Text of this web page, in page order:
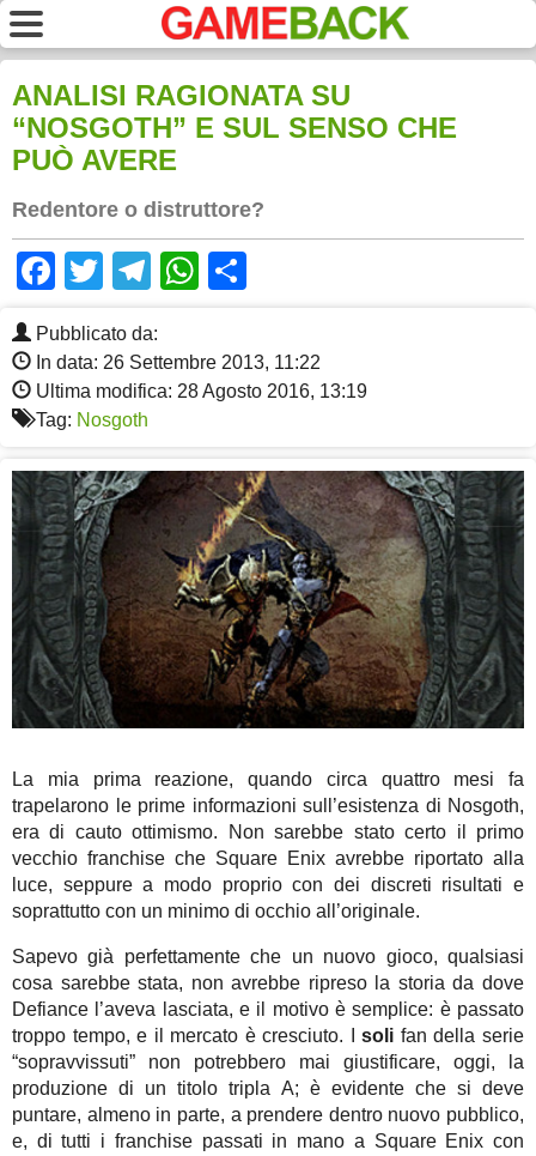
ANALISI RAGIONATA SU
“NOSGOTH” E SUL SENSO CHE
PUÒ AVERE
Redentore o distruttore?
Facebook
TwitterTelegram
WhatsApp
Pubblicato da:
In data: 26 Settembre 2013, 11:22
Ultima modifica: 28 Agosto 2016, 13:19
Tag: Nosgoth
La mia prima reazione, quando circa quattro mesi fa
trapelarono le prime informazioni sull’esistenza di Nosgoth,
era di cauto ottimismo. Non sarebbe stato certo il primo
vecchio franchise che Square Enix avrebbe riportato alla
luce, seppure a modo proprio con dei discreti risultati e
soprattutto con un minimo di occhio all’originale.
Sapevo già perfettamente che un nuovo gioco, qualsiasi
cosa sarebbe stata, non avrebbe ripreso la storia da dove
Defiance l’aveva lasciata, e il motivo è semplice: è passato
troppo tempo, e il mercato è cresciuto. Isoli fan della serie
“sopravvissuti” non potrebbero mai giustificare, oggi, la
produzione di un titolo tripla A; è evidente che si deve
puntare, almeno in parte, a prendere dentro nuovo pubblico,
e, di tutti i franchise passati in mano a Square Enix con